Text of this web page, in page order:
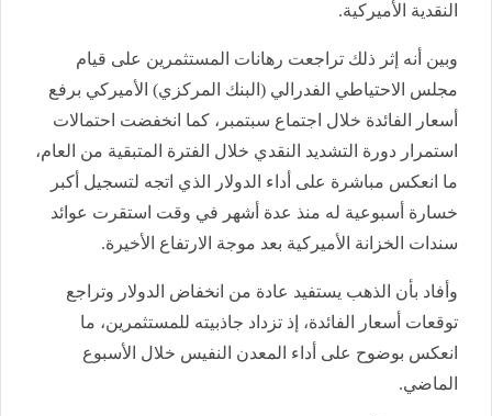
النقدية الأميركية.
وبين أنه إثر ذلك تراجعت رهانات المستثمرين على قيام
مجلس الاحتياطي الفدرالي (البنك المركزي) الأميركي برفع
أسعار الفائدة خلال اجتماع سبتمبر، كما انخفضت احتمالات
استمرار دورة التشديد النقدي خلال الفترة المتبقية من العام،
ما انعكس مباشرة على أداء الدولار الذي اتجه لتسجيل أكبر
خسارة أسبوعية له منذ عدة أشهر في وقت استقرت عوائد
سندات الخزانة الأميركية بعد موجة الارتفاع الأخيرة.
وأفاد بأن الذهب يستفيد عادة من انخفاض الدولار وتراجع
توقعات أسعار الفائدة، إذ تزداد جاذبيته للمستثمرين، ما
انعكس بوضوح على أداء المعدن النفيس خلال الأسبوع
الماضي.